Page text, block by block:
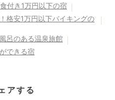
付き1万円以下の宿
格安1万円以下バイキングの
呂のある温泉旅館
できる宿
アする